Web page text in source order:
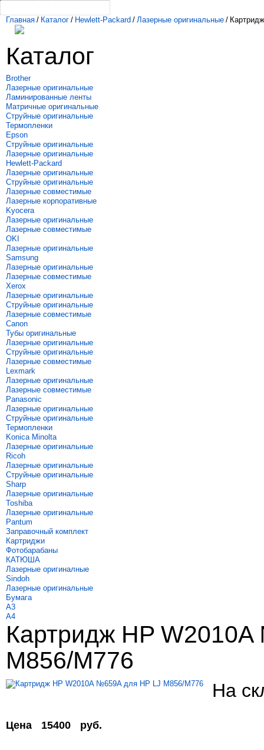
Главная / Каталог / Hewlett-Packard / Лазерные оригинальные /
Каталог
Brother
Лазерные оригинальные
Ламинированные ленты
Матричные оригинальные
Струйные оригинальные
Термопленки
Epson
Струйные оригинальные
Лазерные оригинальные
Hewlett-Packard
Лазерные оригинальные
Струйные оригинальные
Лазерные совместимые
Лазерные корпоративные
Kyocera
Лазерные оригинальные
Лазерные совместимые
OKI
Лазерные оригинальные
Samsung
Лазерные оригинальные
Лазерные совместимые
Xerox
Лазерные оригинальные
Струйные оригинальные
Лазерные совместимые
Canon
Тубы оригинальные
Лазерные оригинальные
Струйные оригинальные
Лазерные совместимые
Lexmark
Лазерные оригинальные
Лазерные совместимые
Panasonic
Лазерные оригинальные
Струйные оригинальные
Термопленки
Konica Minolta
Лазерные оригинальные
Ricoh
Лазерные оригинальные
Струйные оригинальные
Sharp
Лазерные оригинальные
Toshiba
Лазерные оригинальные
Pantum
Заправочный комплект
Картриджи
Фотобарабаны
КАТЮША
Лазерные оригиналные
Sindoh
Лазерные оригинальные
Бумага
A3
A4
Картридж HP
M856/M776
На
Цена 15400 руб.